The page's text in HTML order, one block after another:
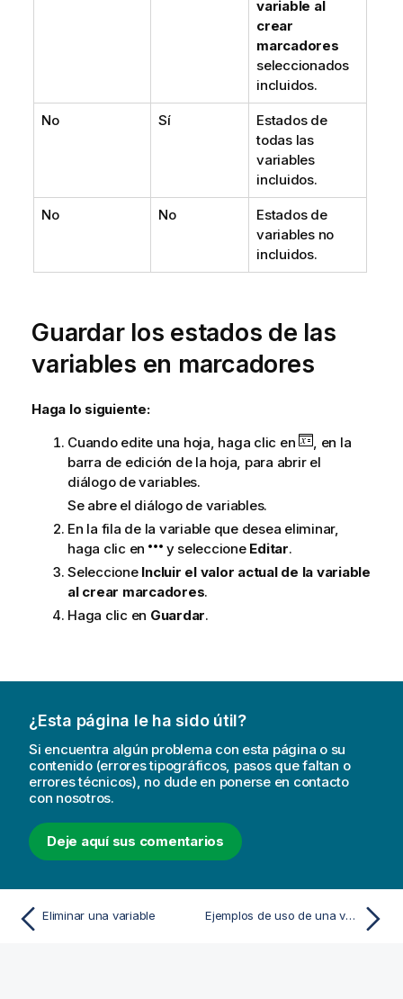
variable al
crear
marcadores
seleccionados
incluidos.
No Sí
Estados de
todas las
variables
incluidos.
No No
Estados de
variables no
incluidos.
Guardar los estados de las
variables en marcadores
Haga lo siguiente:
Cuando edite una hoja, haga clic en
, en la
barra de edición de la hoja, para abrir el
diálogo de variables.
Se abre el diálogo de variables.
En la fila de la variable que desea eliminar,
haga clic en
y seleccione Editar.
Seleccione Incluir el valor actual de la variable
al crear marcadores.
Haga clic en Guardar.
¿Esta página le ha sido útil?
Si encuentra algún problema con esta página o su
contenido (errores tipográficos, pasos que faltan o
errores técnicos), no dude en ponerse en contacto
con nosotros.
Deje aquí sus comentarios
Eliminar una variable Ejemplos de uso de una variable en una expresión